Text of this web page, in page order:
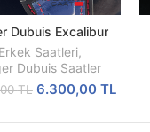
DEVAMINI
OKU
Dubuis Excalibur
Spider Pirelli Replika
Erkek Saati
Erkek Saatleri,
Dubuis Saatler
TL Orijinal
6.500,00 TL.
6.300,00 TLŞu
fiyat: